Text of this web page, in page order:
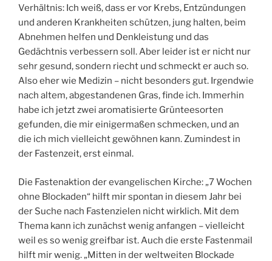
Verhältnis: Ich weiß, dass er vor Krebs, Entzündungen
und anderen Krankheiten schützen, jung halten, beim
Abnehmen helfen und Denkleistung und das
Gedächtnis verbessern soll. Aber leider ist er nicht nur
sehr gesund, sondern riecht und schmeckt er auch so.
Also eher wie Medizin – nicht besonders gut. Irgendwie
nach altem, abgestandenen Gras, finde ich. Immerhin
habe ich jetzt zwei aromatisierte Grünteesorten
gefunden, die mir einigermaßen schmecken, und an
die ich mich vielleicht gewöhnen kann. Zumindest in
der Fastenzeit, erst einmal.
Die Fastenaktion der evangelischen Kirche: „7 Wochen
ohne Blockaden“ hilft mir spontan in diesem Jahr bei
der Suche nach Fastenzielen nicht wirklich. Mit dem
Thema kann ich zunächst wenig anfangen – vielleicht
weil es so wenig greifbar ist. Auch die erste Fastenmail
hilft mir wenig. „Mitten in der weltweiten Blockade